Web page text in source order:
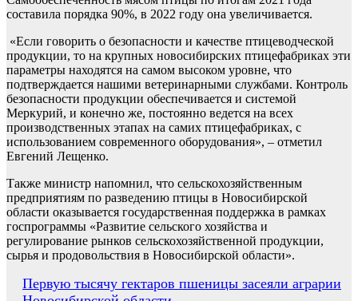
составила порядка 90%, в 2022 году она увеличивается.
«Если говорить о безопасности и качестве птицеводческой
продукции, то на крупных новосибирских птицефабриках эти
параметры находятся на самом высоком уровне, что
подтверждается нашими ветеринарными службами. Контроль
безопасности продукции обеспечивается и системой
Меркурий, и конечно же, постоянно ведется на всех
производственных этапах на самих птицефабриках, с
использованием современного оборудования», – отметил
Евгений Лещенко.
Также министр напомнил, что сельскохозяйственным
предприятиям по разведению птицы в Новосибирской
области оказывается государственная поддержка в рамках
госпрограммы «Развитие сельского хозяйства и
регулирование рынков сельскохозяйственной продукции,
сырья и продовольствия в Новосибирской области».
Навигация
Первую тысячу гектаров пшеницы засеяли аграрии